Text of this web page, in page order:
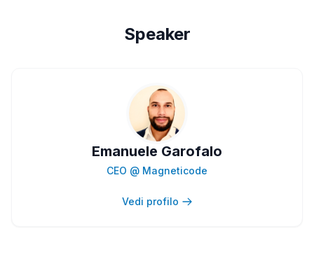
Speaker
Emanuele Garofalo
CEO @ Magneticode
Vedi profilo